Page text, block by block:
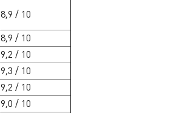
8,9 / 10
8,9 / 10
9,2 / 10
9,3 / 10
9,2 / 10
9,0 / 10